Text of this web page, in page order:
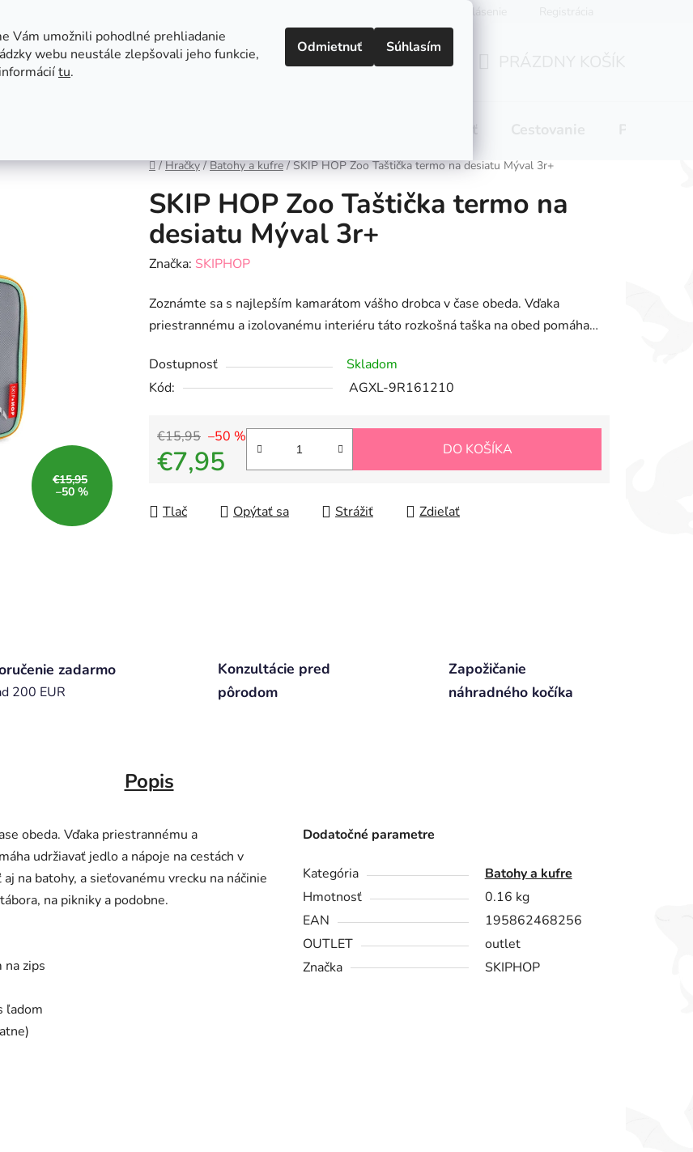
Vám umožnili pohodlné prehliadanie
webu neustále zlepšovali jeho funkcie,
tu.
Odmietnuť Súhlasím
Prihlásenie
Domov
/ Hračky / Batohy a kufre / SKIP HOP Zoo Taštička termo na desiatu Mýval 3r+
SKIP HOP Zoo Taštička termo na
desiatu Mýval 3r+
Značka: SKIPHOP
Zoznámte sa s najlepším kamarátom vášho drobca v čase obeda. Vďaka
priestrannému a izolovanému interiéru táto rozkošná taška na obed pomáha…
Dostupnosť
Skladom
Kód:
AGXL-9R161210
€15,95 –50 %
€7,95 DO KOŠÍKA
Tlač Opýtať sa Strážiť Zdieľať
€15,95
–50 %
zadarmo
200 EUR
Konzultácie pred
pôrodom
Zapožičanie
náhradného kočíka
Popis
obeda. Vďaka priestrannému a
udržiavať jedlo a nápoje na cestách v
na batohy, a sieťovanému vrecku na náčinie
na pikniky a podobne.
na zips
ľadom
Dodatočné parametre
Kategória
Batohy a kufre
Hmotnosť
0.16 kg
EAN
195862468256
OUTLET
outlet
Značka
SKIPHOP